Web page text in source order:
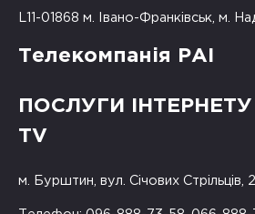
L11-01868 м. Івано-Франківськ, м.
Телекомпанія РАІ
ПОСЛУГИ ІНТЕРНЕТУ
TV
м. Бурштин, вул. Січових Стрільців,